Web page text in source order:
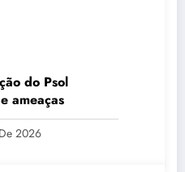
do Psol
ameaças
2026